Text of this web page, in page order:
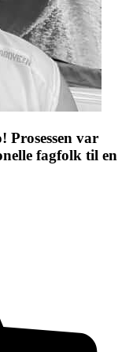
Prosessen var
fagfolk til en